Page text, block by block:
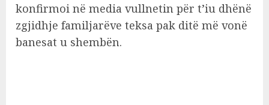
konfirmoi në media vullnetin për t’iu dhënë
zgjidhje familjarëve teksa pak ditë më vonë
banesat u shembën.